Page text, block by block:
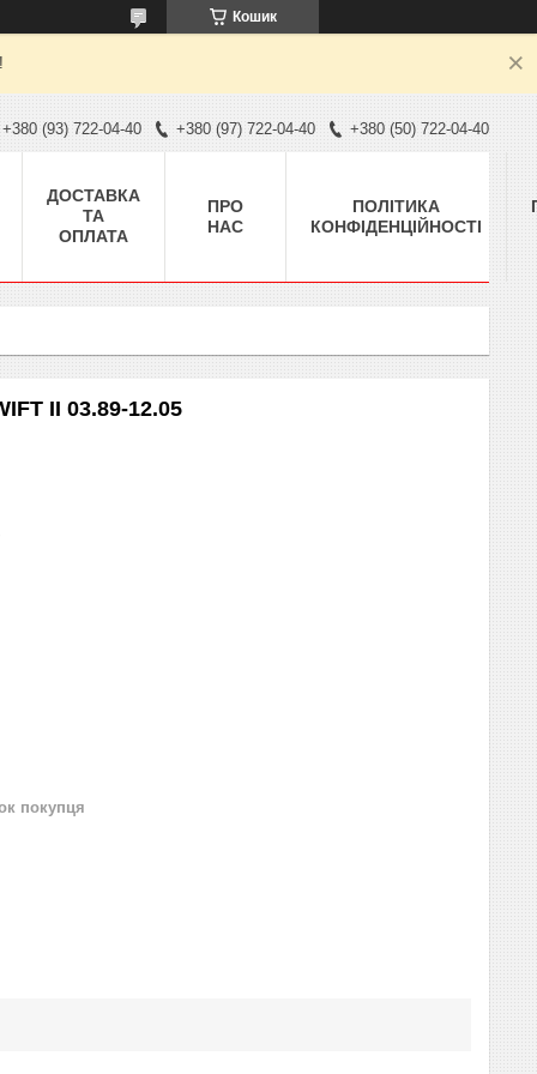
Кошик
+380 (93) 722-04-40 +380 (97) 722-04-40 +380 (50) 722-04-40
ДОСТАВКА
ТА
ОПЛАТА
ПРО
НАС
ПОЛІТИКА
КОНФІДЕНЦІЙНОСТІ
II 03.89-12.05
покупця